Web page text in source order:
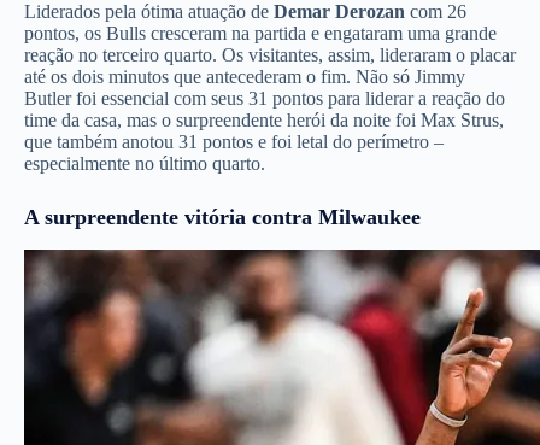
Liderados pela ótima atuação de Demar Derozan com 26
pontos, os Bulls cresceram na partida e engataram uma grande
reação no terceiro quarto. Os visitantes, assim, lideraram o placar
até os dois minutos que antecederam o fim. Não só Jimmy
Butler foi essencial com seus 31 pontos para liderar a reação do
time da casa, mas o surpreendente herói da noite foi Max Strus,
que também anotou 31 pontos e foi letal do perímetro –
especialmente no último quarto.
A surpreendente vitória contra Milwaukee